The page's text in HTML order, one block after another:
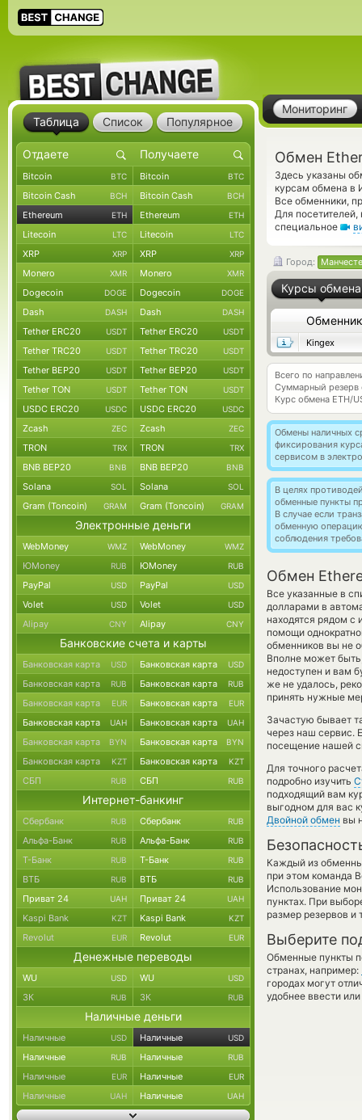
Мониторинг
Обмен
Здесь указаны
курсам обмена в
Все обменники,
Для
специальное
Город:
Курсы обмена
Обменник
Kingex
Всего по
Суммарный резерв
Курс обмена ETH/
Обмены наличных
фиксирования
сервисом в
В целях
обменные пункты
В случае если
обменную
соблюдения
Обмен
Все указанные в
долларами в
находятся рядом с
помощи
обменников вы не
Вполне может
недоступен и вам
же не удалось,
принять нужные
Зачастую бывает
через наш сервис.
посещение нашей
Для точного
подробно изучить
подходящий вам
выгодном для вас
Двойной обмен вы
Каждый из
при этом команда
Использование
пунктах. При
размер резервов и
Выберите
Обменные пункты
странах, например:
городах могут
удобнее ввести
Таблица Список Популярное
Bitcoin BTC Bitcoin BTC
Bitcoin Cash BCH Bitcoin Cash BCH
Ethereum ETH Ethereum ETH
Litecoin LTC Litecoin LTC
XRP XRP XRP XRP
Monero XMR Monero XMR
Dogecoin DOGE Dogecoin DOGE
Dash DASH Dash DASH
Tether ERC20 USDT Tether ERC20 USDT
Tether TRC20 USDT Tether TRC20 USDT
Tether BEP20 USDT Tether BEP20 USDT
Tether TON USDT Tether TON USDT
USDC ERC20 USDC USDC ERC20 USDC
Zcash ZEC Zcash ZEC
TRON TRX TRON TRX
BNB BEP20 BNB BNB BEP20 BNB
Solana SOL Solana SOL
Gram (Toncoin) GRAM Gram (Toncoin) GRAM
Электронные деньги
WebMoney WMZ WebMoney WMZ
ЮMoney RUB ЮMoney RUB
PayPal USD PayPal USD
Volet USD Volet USD
Alipay CNY Alipay CNY
Банковские счета и карты
Банковская карта USD Банковская карта USD
Банковская карта RUB Банковская карта RUB
Банковская карта EUR Банковская карта EUR
Банковская карта UAH Банковская карта UAH
Банковская карта BYN Банковская карта BYN
Банковская карта KZT Банковская карта KZT
СБП RUB СБП RUB
Интернет-банкинг
Сбербанк RUB Сбербанк RUB
Альфа-Банк RUB Альфа-Банк RUB
Т-Банк RUB Т-Банк RUB
ВТБ RUB ВТБ RUB
Приват 24 UAH Приват 24 UAH
Kaspi Bank KZT Kaspi Bank KZT
Revolut EUR Revolut EUR
Денежные переводы
WU USD WU USD
ЗК RUB ЗК RUB
Наличные деньги
Наличные USD Наличные USD
Наличные RUB Наличные RUB
Наличные EUR Наличные EUR
Наличные UAH Наличные UAH